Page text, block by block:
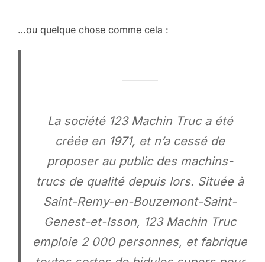
…ou quelque chose comme cela :
La société 123 Machin Truc a été
créée en 1971, et n’a cessé de
proposer au public des machins-
trucs de qualité depuis lors. Située à
Saint-Remy-en-Bouzemont-Saint-
Genest-et-Isson, 123 Machin Truc
emploie 2 000 personnes, et fabrique